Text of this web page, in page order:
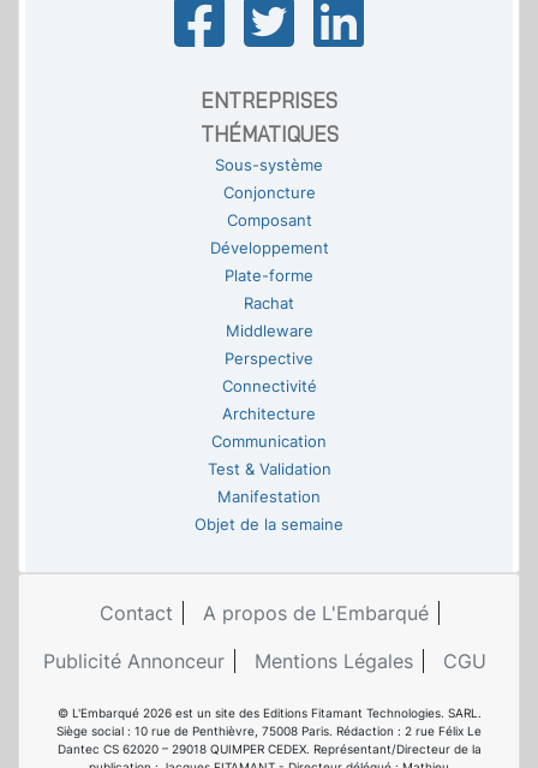
ENTREPRISES
THÉMATIQUES
Sous-système
Conjoncture
Composant
Développement
Plate-forme
Rachat
Middleware
Perspective
Connectivité
Architecture
Communication
Test & Validation
Manifestation
Objet de la semaine
Contact
A propos de L'Embarqué
Publicité Annonceur
Mentions Légales CGU
© L'Embarqué 2026 est un site des Editions Fitamant Technologies. SARL.
Siège social : 10 rue de Penthièvre, 75008 Paris. Rédaction : 2 rue Félix Le
Dantec CS 62020 – 29018 QUIMPER CEDEX. Représentant/Directeur de la